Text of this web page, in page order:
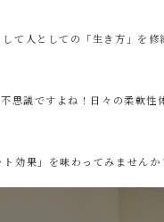
て人としての「生き方」を
議ですよね！日々の柔軟
効果」を味わってみませんか